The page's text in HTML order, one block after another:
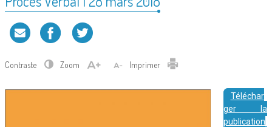
Contraste Zoom Imprimer
Téléchar
ger la
publication